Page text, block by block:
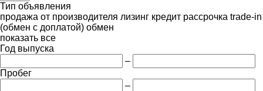
Тип объявления
продажа от производителя лизинг кредит рассрочка trade-in
(обмен с доплатой) обмен
показать все
Год выпуска
–
Пробег
–